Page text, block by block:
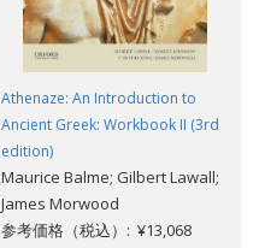
Athenaze: An Introduction to
Ancient Greek: Workbook II (3rd
edition)
Maurice Balme; Gilbert Lawall;
James Morwood
参考価格（税込）: ¥13,068